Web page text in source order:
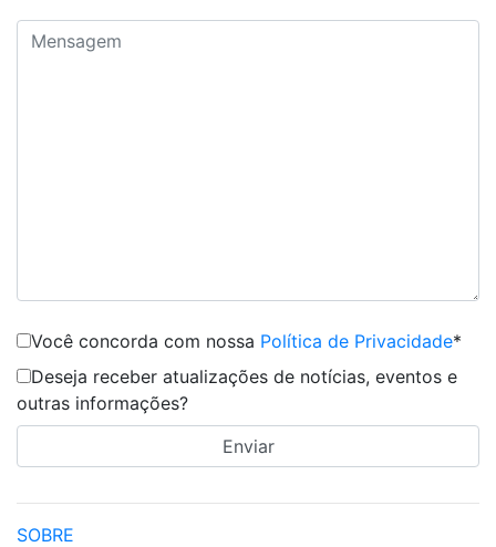
Você concorda com nossa Política de Privacidade*
Deseja receber atualizações de notícias, eventos e
outras informações?
SOBRE